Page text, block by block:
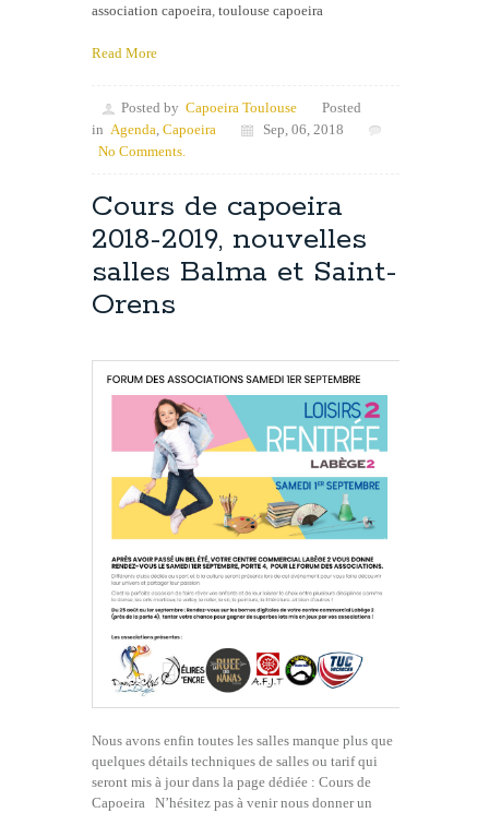
association capoeira, toulouse capoeira
Read More
Posted by Capoeira Toulouse
Posted
in Agenda, Capoeira
Sep, 06, 2018
No Comments.
Cours de capoeira
2018-2019, nouvelles
salles Balma et Saint-
Orens
Nous avons enfin toutes les salles manque plus que
quelques détails techniques de salles ou tarif qui
seront mis à jour dans la page dédiée : Cours de
Capoeira N’hésitez pas à venir nous donner un